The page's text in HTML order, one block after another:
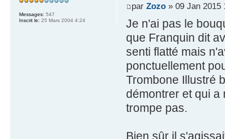
par Zozo» 09 Jan 2015
Je n'ai pas le
que Franquin dit
senti flatté mais
ponctuellement
Trombone Illustré
démontrer et qui a
trompe pas.
Bien sûr il
Messages: 547
Inscrit le: 25 Mars 2004 4:24